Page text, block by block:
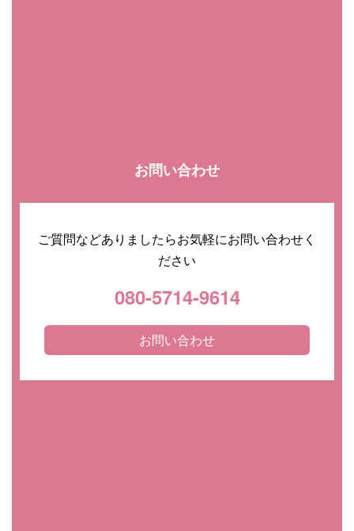
お問い合わせ
ご質問などありましたらお気軽にお問い合わせく
ださい
080-5714-9614
お問い合わせ